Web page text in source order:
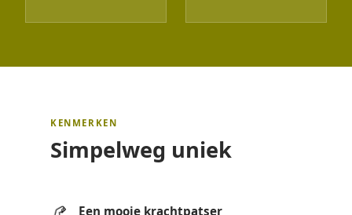
KENMERKEN
Simpelweg uniek
Een mooie krachtpatser